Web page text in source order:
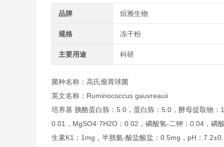
品牌 烜雅生物
规格 冻干粉
主要用途 科研
菌种名称：高氏瘤胃球菌
英文名称： Ruminococcus gauvreauii
培养基 胰酪蛋白胨：5.0，蛋白胨：5.0，酵母提取物
0.01，MgSO4·7H2O：0.02，磷酸氢-二钾：0.04，磷
生素K1：1mg，半胱氨-酸盐酸盐：0.5mg，pH：